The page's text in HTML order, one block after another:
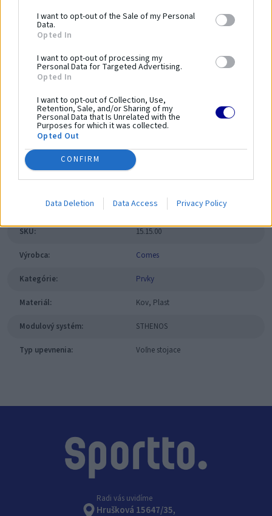
I want to opt-out of the Sale of my Personal
Data.
Opted In
I want to opt-out of processing my
Personal Data for Targeted Advertising.
Opted In
I want to opt-out of Collection, Use,
Retention, Sale, and/or Sharing of my
Personal Data that Is Unrelated with the
Purposes for which it was collected.
Opted Out
CONFIRM
Data Deletion Data Access Privacy Policy
Šírka zariadenia:
650 mm
Výška zariadenia:
Bezpečnostná norma:
PN-EN 16630:2015-06
Kapacita:
1 osoba
Veková kategória:
Výška voľného pádu:
1100 mm
Dĺžka bezpečnostnej zóny: 4300 mm
Šírka bezpečnostnej zóny:
3650 mm
Plocha bezpečnostnej zóny:-
Obvod bezpečnostnej zóny:
Parametre
SKU: 15.15.00
Výrobca: Comes
Kategórie: Prvky
Materiál: Kov, Plast
Modulový systém: STHENOS
Typ upevnenia: Voľne stojace
Radi vás uvidíme
Hrušková 15647/35,